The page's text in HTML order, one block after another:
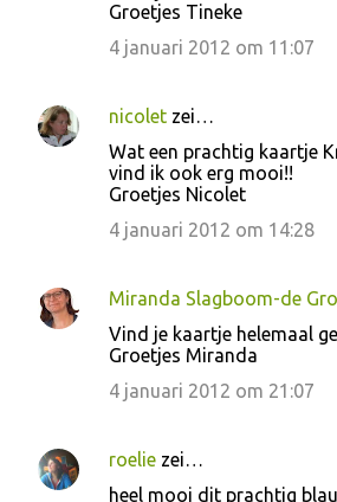
i
e
Groetjes Tineke
4 januari 2012 om 11:07
nicolet zei…
Wat een prachtig kaartje
vind ik ook erg mooi!!
Groetjes Nicolet
4 januari 2012 om 14:28
Miranda Slagboom-de
Vind je kaartje helemaal
Groetjes Miranda
4 januari 2012 om 21:07
roelie zei…
heel mooi dit prachtig